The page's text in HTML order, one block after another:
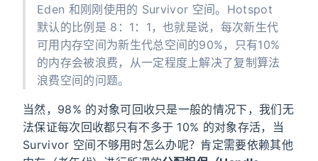
Eden 和刚刚使用的 Survivor 空间。Hotspot
默认的比例是 8：1：1，也就是说，每次新生代
可用内存空间为新生代总空间的90%，只有10%
的内存会被浪费，从一定程度上解决了复制算法
浪费空间的问题。
当然，98% 的对象可回收只是一般的情况下，我们无
法保证每次回收都只有不多于 10% 的对象存活，当
Survivor 空间不够用时怎么办呢？肯定需要依赖其他